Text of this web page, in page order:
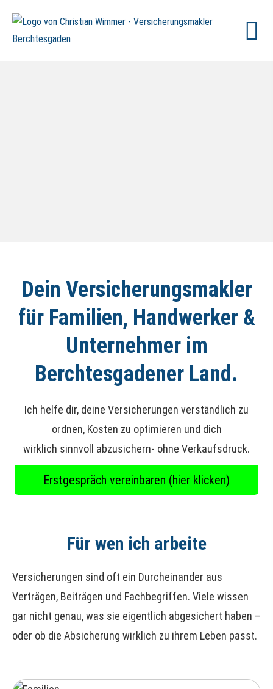
Dein Ver­sicherungs­makler
für Familien, Handwerker &
Unternehmer im
Berchtesgadener Land.
Ich helfe dir, deine Versicherungen verständlich zu
ordnen, Kosten zu optimieren und dich
wirklich sinnvoll abzusichern- ohne Verkaufsdruck.
Erstgespräch vereinbaren (hier klicken)
Für wen ich arbeite
Versicherungen sind oft ein Durcheinander aus
Verträgen, Beiträgen und Fachbegriffen. Viele wissen
gar nicht genau, was sie eigentlich abgesichert haben –
oder ob die Absicherung wirklich zu ihrem Leben passt.